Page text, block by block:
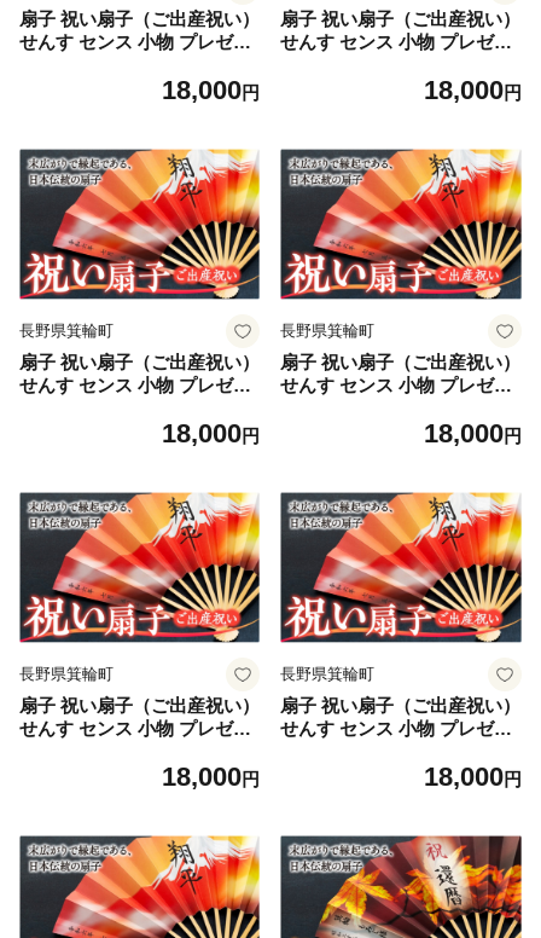
扇子 祝い扇子（ご出産祝い）
せんす センス 小物 プレゼン
18,000円
扇子 祝い扇子（ご出産祝い）
せんす センス 小物 プレゼン
18,000円
長野県箕輪町
扇子 祝い扇子（ご出産祝い）
せんす センス 小物 プレゼン
18,000円
長野県箕輪町
扇子 祝い扇子（ご出産祝い）
せんす センス 小物 プレゼン
18,000円
長野県箕輪町
扇子 祝い扇子（ご出産祝い）
せんす センス 小物 プレゼン
18,000円
長野県箕輪町
扇子 祝い扇子（ご出産祝い）
せんす センス 小物 プレゼン
18,000円